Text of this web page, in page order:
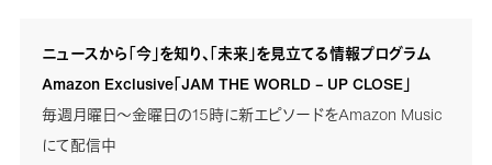
ニュースから「今」を知り、「未来」を見立てる情報プログラム
Amazon Exclusive「JAM THE WORLD – UP CLOSE」
毎週月曜日〜金曜日の15時に新エピソードをAmazon Music
にて配信中